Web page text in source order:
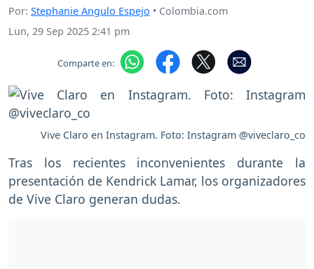
Por: Stephanie Angulo Espejo • Colombia.com
Lun, 29 Sep 2025 2:41 pm
Comparte en:
Vive Claro en Instagram. Foto: Instagram @viveclaro_co
Tras los recientes inconvenientes durante la
presentación de Kendrick Lamar, los organizadores
de Vive Claro generan dudas.